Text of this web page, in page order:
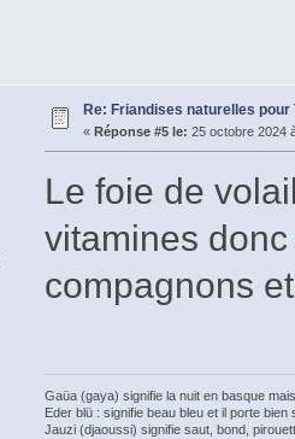
Re: Friandises naturelles
« Réponse #5 le: 25 octobre 2024
Le foie de
vitamines
compagnons
Gaüa (gaya) signifie la nuit en basque
Eder blü : signifie beau bleu et il porte bien
Jauzi (djaoussi) signifie saut, bond,